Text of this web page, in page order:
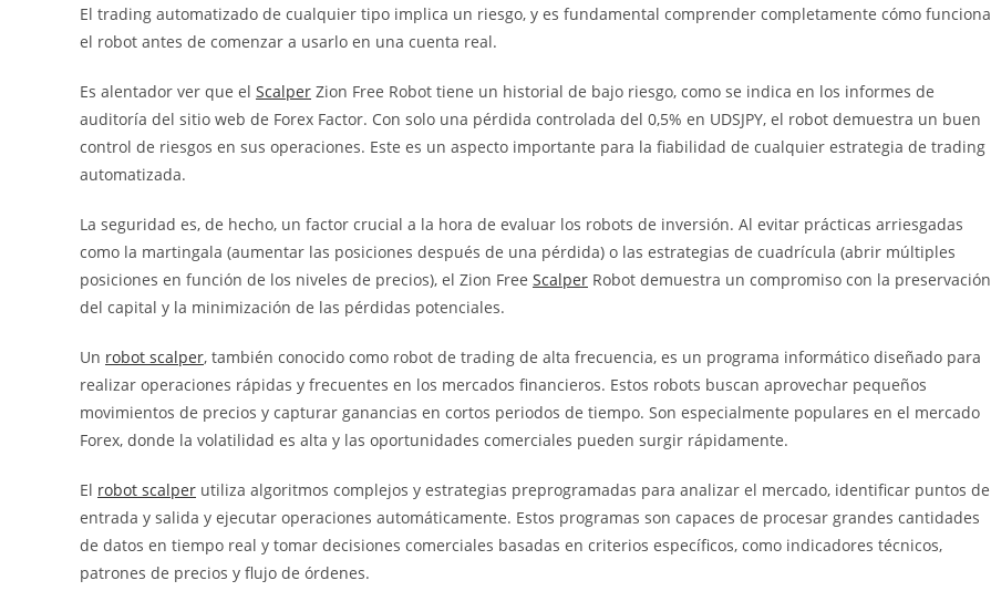
El trading automatizado de cualquier tipo implica un riesgo, y es fundamental comprender completamente cómo funciona
el robot antes de comenzar a usarlo en una cuenta real.
Es alentador ver que el Scalper Zion Free Robot tiene un historial de bajo riesgo, como se indica en los informes de
auditoría del sitio web de Forex Factor. Con solo una pérdida controlada del 0,5% en UDSJPY, el robot demuestra un buen
control de riesgos en sus operaciones. Este es un aspecto importante para la fiabilidad de cualquier estrategia de trading
automatizada.
La seguridad es, de hecho, un factor crucial a la hora de evaluar los robots de inversión. Al evitar prácticas arriesgadas
como la martingala (aumentar las posiciones después de una pérdida) o las estrategias de cuadrícula (abrir múltiples
posiciones en función de los niveles de precios), el Zion Free Scalper Robot demuestra un compromiso con la preservación
del capital y la minimización de las pérdidas potenciales.
Un robot scalper, también conocido como robot de trading de alta frecuencia, es un programa informático diseñado para
realizar operaciones rápidas y frecuentes en los mercados financieros. Estos robots buscan aprovechar pequeños
movimientos de precios y capturar ganancias en cortos periodos de tiempo. Son especialmente populares en el mercado
Forex, donde la volatilidad es alta y las oportunidades comerciales pueden surgir rápidamente.
El robot scalper utiliza algoritmos complejos y estrategias preprogramadas para analizar el mercado, identificar puntos de
entrada y salida y ejecutar operaciones automáticamente. Estos programas son capaces de procesar grandes cantidades
de datos en tiempo real y tomar decisiones comerciales basadas en criterios específicos, como indicadores técnicos,
patrones de precios y flujo de órdenes.